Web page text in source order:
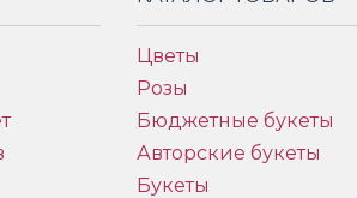
Цветы
Розы
Бюджетные букеты
Авторские букеты
Букеты